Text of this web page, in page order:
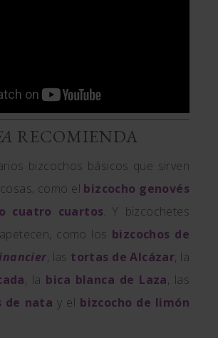
RECOMIENDA
bizcochos básicos que sirven
como el bizcocho genovés
cuatro cuartos. Y bizcochetes
como los bizcochos de
, las tortas de Alcázar, la
, la bica blanca de Laza, las
de nata y el bizcocho de limón